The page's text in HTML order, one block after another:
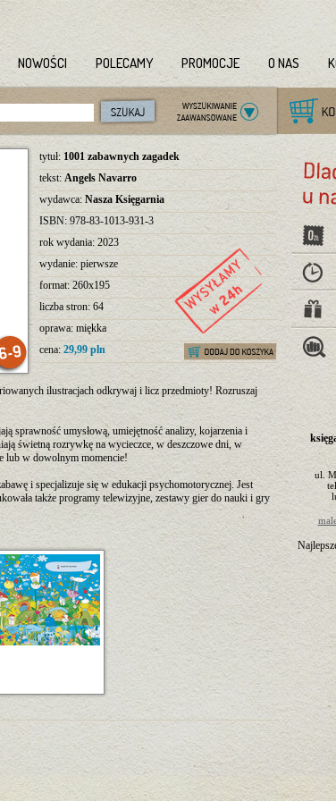
NOWOŚCI POLECAMY PROMOCJE O NAS
tytuł: 1001 zabawnych zagadek
tekst: Angels Navarro
wydawca: Nasza Księgarnia
ISBN: 978-83-1013-931-3
rok wydania: 2023
wydanie: pierwsze
format: 260x195
liczba stron: 64
oprawa: miękka
cena: 29,99 pln
ilustracjach odkrywaj i licz przedmioty! Rozruszaj
sprawność umysłową, umiejętność analizy, kojarzenia i
świetną rozrywkę na wycieczce, w deszczowe dni, w
lub w dowolnym momencie!
i specjalizuje się w edukacji psychomotorycznej. Jest
także programy telewizyjne, zestawy gier do nauki i gry
ul.